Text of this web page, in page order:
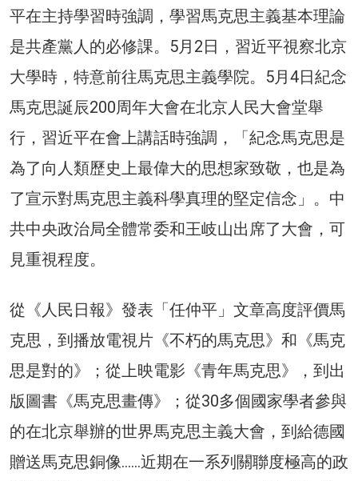
平在主持學習時強調，學習馬克思主義基本理論
是共產黨人的必修課。5月2日，習近平視察北京
大學時，特意前往馬克思主義學院。5月4日紀念
馬克思誕辰200周年大會在北京人民大會堂舉
行，習近平在會上講話時強調，「紀念馬克思是
為了向人類歷史上最偉大的思想家致敬，也是為
了宣示對馬克思主義科學真理的堅定信念」。中
共中央政治局全體常委和王岐山出席了大會，可
見重視程度。
從《人民日報》發表「任仲平」文章高度評價馬
克思，到播放電視片《不朽的馬克思》和《馬克
思是對的》；從上映電影《青年馬克思》，到出
版圖書《馬克思畫傳》；從30多個國家學者參與
的在北京舉辦的世界馬克思主義大會，到給德國
贈送馬克思銅像……近期在一系列關聯度極高的政